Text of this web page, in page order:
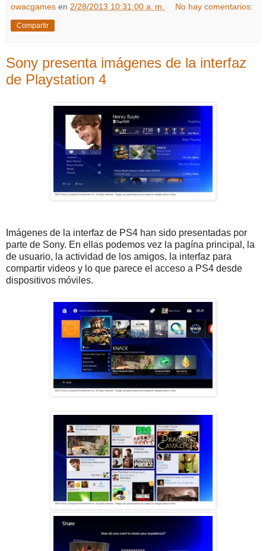
owacgames en 2/28/2013 10:31:00 a. m. No hay comentarios:
Compartir
Sony presenta imágenes de la interfaz
de Playstation 4
Imágenes de la interfaz de PS4 han sido presentadas por
parte de Sony. En ellas podemos vez la pagína principal, la
de usuario, la actividad de los amigos, la interfaz para
compartir videos y lo que parece el acceso a PS4 desde
dispositivos móviles.